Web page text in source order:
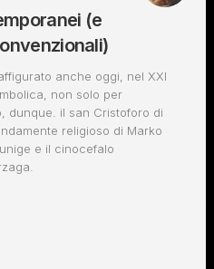
(e
anche oggi, nel XXI
non solo per
dunque. il san Cristoforo di
religioso di Marko
e il cinocefalo